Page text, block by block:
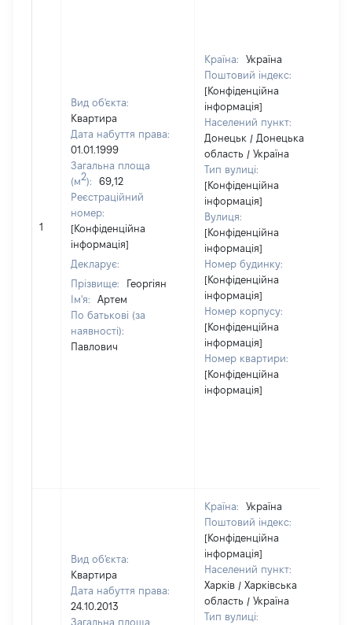
1
Вид об'єкта:
Квартира
Дата набуття права:
01.01.1999
Загальна площа
(м2):
69,12
Реєстраційний
номер:
[Конфіденційна
інформація]
Декларує:
Прізвище:
Георгіян
Ім'я:
Артем
По батькові (за
наявності):
Павлович
Країна:
Україна
Поштовий індекс:
[Конфіденційна
інформація]
Населений пункт:
Донецьк / Донецька
область / Україна
Тип вулиці:
[Конфіденційна
інформація]
Вулиця:
[Конфіденційна
інформація]
Номер будинку:
[Конфіденційна
інформація]
Номер корпусу:
[Конфіденційна
інформація]
Номер квартири:
[Конфіденційна
інформація]
Вид об'єкта:
Квартира
Дата набуття права:
24.10.2013
Загальна площа
Країна:
Україна
Поштовий індекс:
[Конфіденційна
інформація]
Населений пункт:
Харків / Харківська
область / Україна
Тип вулиці: